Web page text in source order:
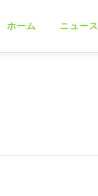
ホーム ニュース